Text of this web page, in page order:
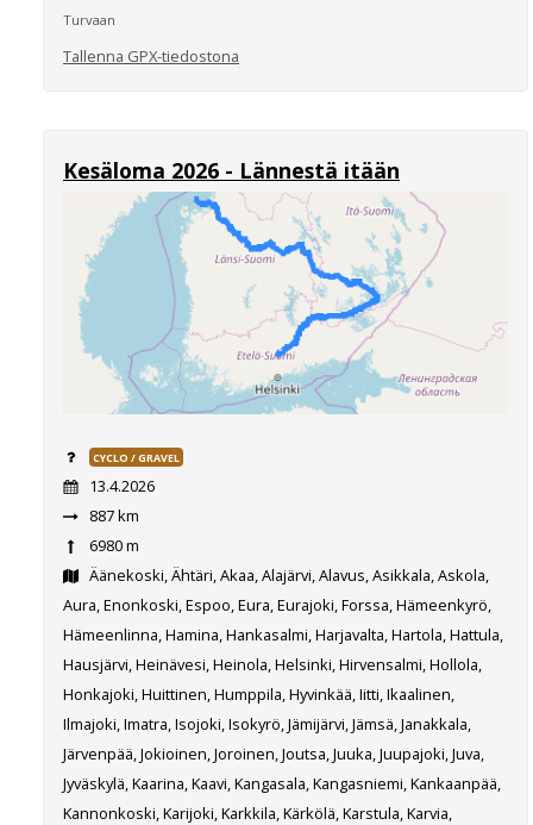
Turvaan
Tallenna GPX-tiedostona
Kesäloma 2026 - Lännestä itään
CYCLO / GRAVEL
13.4.2026
887 km
6980 m
Äänekoski, Ähtäri, Akaa, Alajärvi, Alavus, Asikkala, Askola,
Aura, Enonkoski, Espoo, Eura, Eurajoki, Forssa, Hämeenkyrö,
Hämeenlinna, Hamina, Hankasalmi, Harjavalta, Hartola, Hattula,
Hausjärvi, Heinävesi, Heinola, Helsinki, Hirvensalmi, Hollola,
Honkajoki, Huittinen, Humppila, Hyvinkää, Iitti, Ikaalinen,
Ilmajoki, Imatra, Isojoki, Isokyrö, Jämijärvi, Jämsä, Janakkala,
Järvenpää, Jokioinen, Joroinen, Joutsa, Juuka, Juupajoki, Juva,
Jyväskylä, Kaarina, Kaavi, Kangasala, Kangasniemi, Kankaanpää,
Kannonkoski, Karijoki, Karkkila, Kärkölä, Karstula, Karvia,